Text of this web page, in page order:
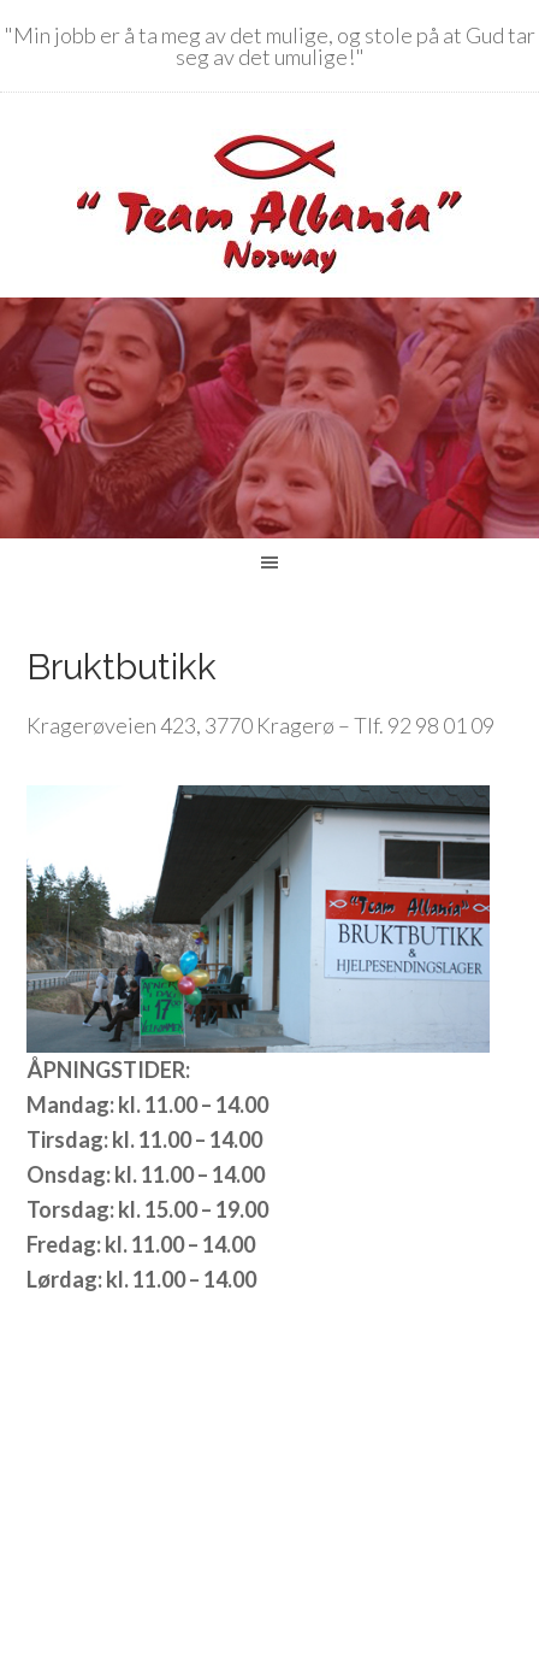
"Min jobb er å ta meg av det mulige, og stole på at Gud tar
seg av det umulige!"
Bruktbutikk
Kragerøveien 423, 3770 Kragerø – Tlf. 92 98 01 09
ÅPNINGSTIDER:
Mandag: kl. 11.00 – 14.00
Tirsdag: kl. 11.00 – 14.00
Onsdag: kl. 11.00 – 14.00
Torsdag: kl. 15.00 – 19.00
Fredag: kl. 11.00 – 14.00
Lørdag: kl. 11.00 – 14.00